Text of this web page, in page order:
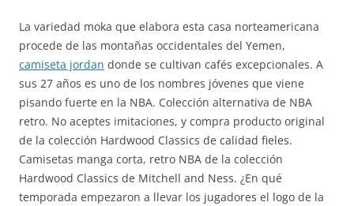
La variedad moka que elabora esta casa norteamericana
procede de las montañas occidentales del Yemen,
camiseta jordan donde se cultivan cafés excepcionales. A
sus 27 años es uno de los nombres jóvenes que viene
pisando fuerte en la NBA. Colección alternativa de NBA
retro. No aceptes imitaciones, y compra producto original
de la colección Hardwood Classics de calidad fieles.
Camisetas manga corta, retro NBA de la colección
Hardwood Classics de Mitchell and Ness. ¿En qué
temporada empezaron a llevar los jugadores el logo de la